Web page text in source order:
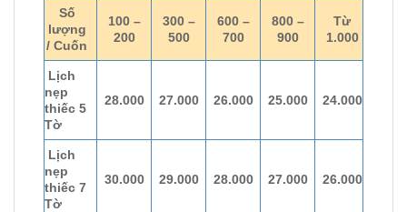
Số
lượng
/ Cuốn
100 –
200
300 –
500
600 –
700
800 –
900
Từ
1.000
Lịch
nẹp
thiếc 5
Tờ
28.000 27.000 26.000 25.000 24.000
Lịch
nẹp
thiếc 7
Tờ
30.000 29.000 28.000 27.000 26.000